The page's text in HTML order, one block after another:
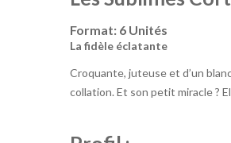
Format: 6 Unités
La fidèle éclatante
Croquante, juteuse et d’un
collation. Et son petit miracle ?